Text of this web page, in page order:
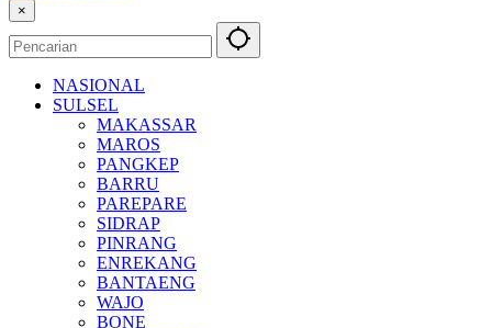
×
NASIONAL
SULSEL
MAKASSAR
MAROS
PANGKEP
BARRU
PAREPARE
SIDRAP
PINRANG
ENREKANG
BANTAENG
WAJO
BONE